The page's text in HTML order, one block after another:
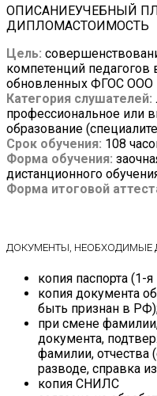
ОПИСАНИЕУЧЕБНЫЙ
ДИПЛОМАСТОИМОСТЬ
Цель:
компетенций педагогов
обновленных ФГОС
Категория слушателей:
профессиональное или
образование
Срок обучения: 108
Форма обучения:
дистанционного
Форма итоговой
ДОКУМЕНТЫ, НЕОБХОДИМЫЕ
копия паспорта (1-я
копия документа
быть признан в
при смене
документа,
фамилии, отчества
разводе, справка
копия СНИЛС